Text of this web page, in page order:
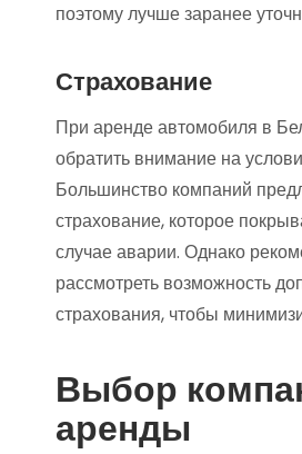
поэтому лучше заранее
Страхование
При аренде автомобиля в
обратить внимание на
Большинство компаний
страхование, которое
случае аварии. Однако
рассмотреть возможность
страхования, чтобы
Выбор
аренды